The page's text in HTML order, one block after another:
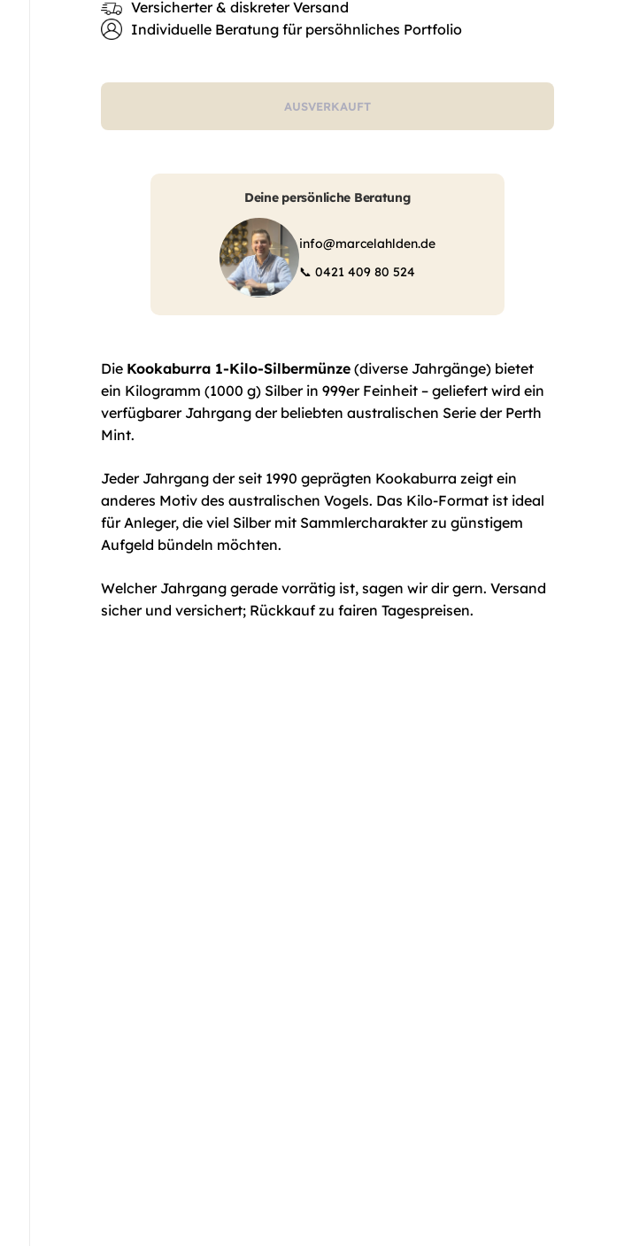
Versicherter & diskreter Versand
Individuelle Beratung für persöhnliches Portfolio
AUSVERKAUFT
Deine persönliche Beratung
info@marcelahlden.de
📞 0421 409 80 524
Die Kookaburra 1-Kilo-Silbermünze(diverse Jahrgänge) bietet
ein Kilogramm (1000 g) Silber in 999er Feinheit – geliefert wird ein
verfügbarer Jahrgang der beliebten australischen Serie der Perth
Mint.
Jeder Jahrgang der seit 1990 geprägten Kookaburra zeigt ein
anderes Motiv des australischen Vogels. Das Kilo-Format ist ideal
für Anleger, die viel Silber mit Sammlercharakter zu günstigem
Aufgeld bündeln möchten.
Welcher Jahrgang gerade vorrätig ist, sagen wir dir gern. Versand
sicher und versichert; Rückkauf zu fairen Tagespreisen.